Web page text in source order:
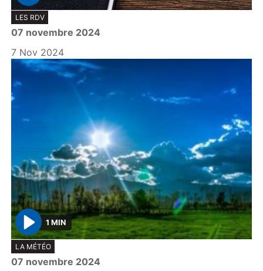
P
l
a
y
LES RDV
07 novembre 2024
7 Nov 2024
P
l
a
1 MIN
LA MÉTÉO
07 novembre 2024